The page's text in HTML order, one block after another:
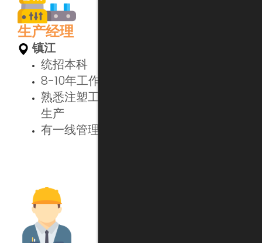
生产经理
镇江
统招本科
8-10年工作经验，英语流利
熟悉注塑工艺，注塑+装配+模具的整体
生产
有一线管理经验